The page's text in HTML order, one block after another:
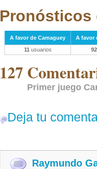
Pronósticos
A favor de Camaguey
A favor
11 usuarios 92
127
Primer juego
Deja tu
Raymundo